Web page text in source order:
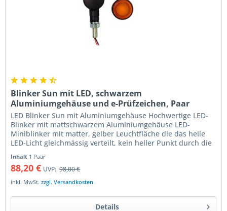
Blinker Sun mit LED, schwarzem
Aluminiumgehäuse und e-Prüfzeichen, Paar
LED Blinker Sun mit Aluminiumgehäuse Hochwertige LED-
Blinker mit mattschwarzem Aluminiumgehäuse LED-
Miniblinker mit matter, gelber Leuchtfläche die das helle
LED-Licht gleichmässig verteilt, kein heller Punkt durch die
Inhalt 1 Paar
88,20 € UVP: 98,00 €
inkl. MwSt.zzgl. Versandkosten
Details